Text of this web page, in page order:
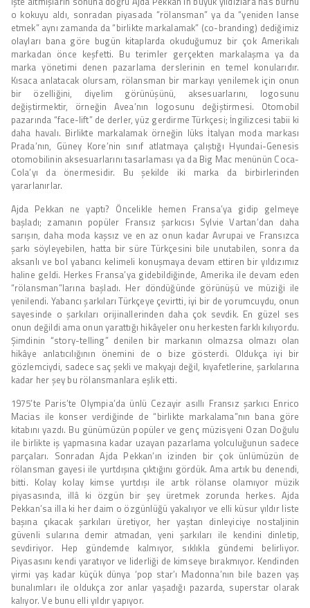
o kokuyu aldı, sonradan piyasada “rölansman” ya da “yeniden lanse
etmek” aynı zamanda da “birlikte markalamak” (co-branding) dediğimiz
olayları bana göre bugün kitaplarda okuduğumuz bir çok Amerikalı
markadan önce keşfetti. Bu terimler gerçekten markalaşma ya da
marka yönetimi denen pazarlama derslerinin en temel konularıdır.
Kısaca anlatacak olursam, rölansman bir markayı yenilemek için onun
bir özelliğini, diyelim görünüşünü, aksesuarlarını, logosunu
değiştirmektir, örneğin Avea’nın logosunu değiştirmesi. Otomobil
pazarında “face-lift” de derler, yüz gerdirme Türkçesi; İngilizcesi tabii ki
daha havalı. Birlikte markalamak örneğin lüks İtalyan moda markası
Prada’nın, Güney Kore’nin sınıf atlatmaya çalıştığı Hyundai-Genesis
otomobilinin aksesuarlarını tasarlaması ya da Big Mac menünün Coca-
Cola’yı da önermesidir. Bu şekilde iki marka da birbirlerinden
yararlanırlar.
Ajda Pekkan ne yaptı? Öncelikle hemen Fransa’ya gidip gelmeye
başladı; zamanın popüler Fransız şarkıcısı Sylvie Vartan’dan daha
sarışın, daha moda kaşsız ve en az onun kadar Avrupai ve Fransızca
şarkı söyleyebilen, hatta bir süre Türkçesini bile unutabilen, sonra da
aksanlı ve bol yabancı kelimeli konuşmaya devam ettiren bir yıldızımız
haline geldi. Herkes Fransa’ya gidebildiğinde, Amerika ile devam eden
“rölansman”larına başladı. Her döndüğünde görünüşü ve müziği ile
yenilendi. Yabancı şarkıları Türkçeye çevirtti, iyi bir de yorumcuydu, onun
sayesinde o şarkıları orijinallerinden daha çok sevdik. En güzel ses
onun değildi ama onun yarattığı hikâyeler onu herkesten farklı kılıyordu.
Şimdinin “story-telling” denilen bir markanın olmazsa olmazı olan
hikâye anlatıcılığının önemini de o bize gösterdi. Oldukça iyi bir
gözlemciydi, sadece saç şekli ve makyajı değil, kıyafetlerine, şarkılarına
kadar her şey bu rölansmanlara eşlik etti.
1975’te Paris’te Olympia’da ünlü Cezayir asıllı Fransız şarkıcı Enrico
Macias ile konser verdiğinde de “birlikte markalama”nın bana göre
kitabını yazdı. Bu günümüzün popüler ve genç müzisyeni Ozan Doğulu
ile birlikte iş yapmasına kadar uzayan pazarlama yolculuğunun sadece
parçaları. Sonradan Ajda Pekkan’ın izinden bir çok ünlümüzün de
rölansman gayesi ile yurtdışına çıktığını gördük. Ama artık bu denendi,
bitti. Kolay kolay kimse yurtdışı ile artık rölanse olamıyor müzik
piyasasında, illâ ki özgün bir şey üretmek zorunda herkes. Ajda
Pekkan’sa illa ki her daim o özgünlüğü yakalıyor ve elli küsur yıldır liste
başına çıkacak şarkıları üretiyor, her yaştan dinleyiciye nostaljinin
güvenli sularına demir atmadan, yeni şarkıları ile kendini dinletip,
sevdiriyor. Hep gündemde kalmıyor, sıklıkla gündemi belirliyor.
Piyasasını kendi yaratıyor ve liderliği de kimseye bırakmıyor. Kendinden
yirmi yaş kadar küçük dünya ‘pop star’ı Madonna’nın bile bazen yaş
bunalımları ile oldukça zor anlar yaşadığı pazarda, superstar olarak
kalıyor. Ve bunu elli yıldır yapıyor.